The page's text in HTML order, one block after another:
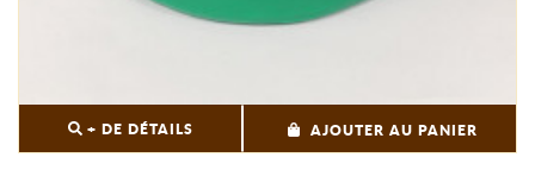
+ DE DÉTAILS AJOUTER AU PANIER